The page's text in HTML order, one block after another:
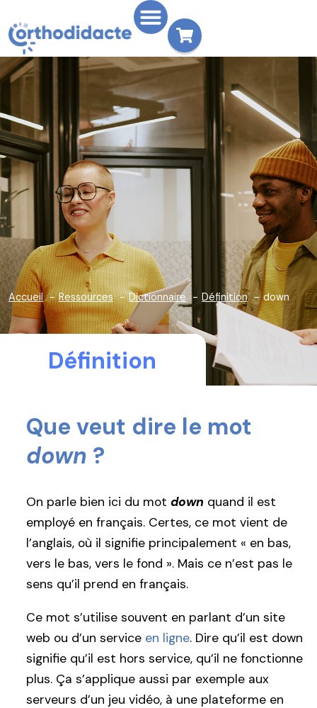
Accueil Ressources Dictionnaire Définition down
Définition
Que veut dire le mot
down ?
On parle bien ici du mot down quand il est
employé en français. Certes, ce mot vient de
l’anglais, où il signifie principalement « en bas,
vers le bas, vers le fond ». Mais ce n’est pas le
sens qu’il prend en français.
Ce mot s’utilise souvent en parlant d’un site
web ou d’un service en ligne. Dire qu’il est down
signifie qu’il est hors service, qu’il ne fonctionne
plus. Ça s’applique aussi par exemple aux
serveurs d’un jeu vidéo, à une plateforme en